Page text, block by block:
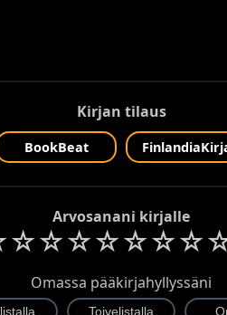
Kirjan tilaus
BookBeat
Arvosanani kirjalle
☆☆☆☆☆☆☆
Omassa pääkirjahyllyssäni